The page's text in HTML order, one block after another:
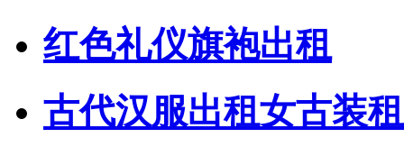
红色礼仪旗袍出租
古代汉服出租女古装